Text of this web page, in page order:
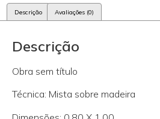
Descrição Avaliações (0)
Descrição
Obra sem título
Técnica: Mista sobre madeira